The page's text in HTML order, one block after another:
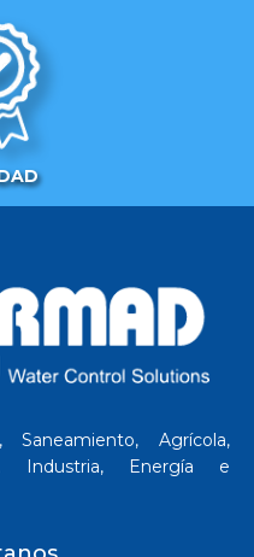
Agrícola,
Industria, Energía e